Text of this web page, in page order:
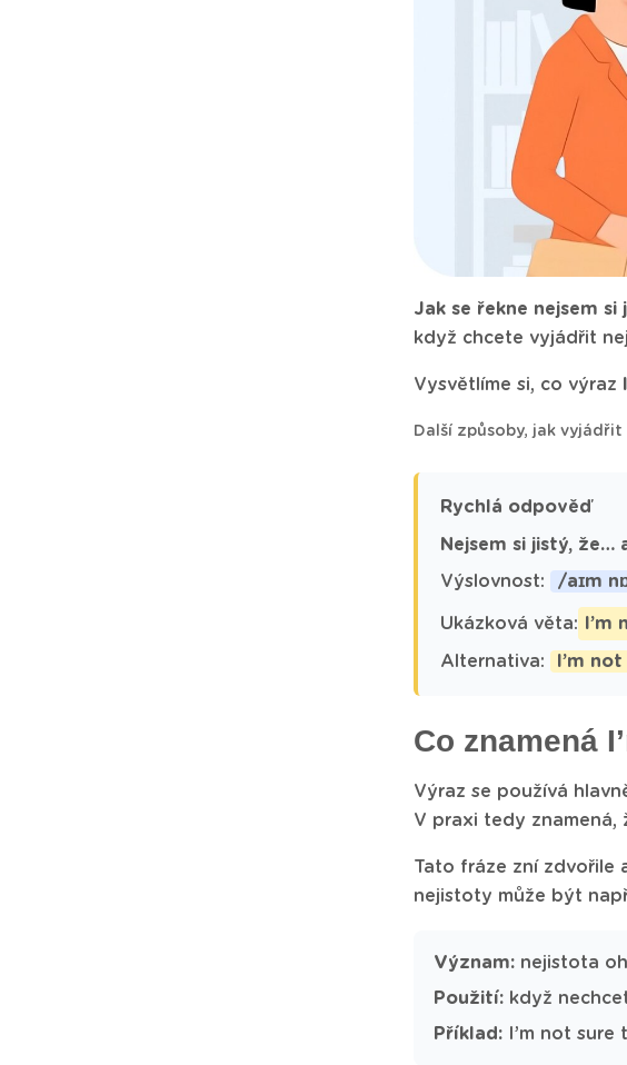
Jak se řekne nejsem
když chcete vyjádřit
Vysvětlíme si, co výraz
Další způsoby, jak
Rychlá odpověď
Nejsem si jistý, že…
Výslovnost: /aɪm
Ukázková věta:
Alternativa: I’m
Co znamená
Výraz se používá
V praxi tedy znamená,
Tato fráze zní zdvořile
nejistoty může být
Význam: nejistota
Použití: když
Příklad: I’m not